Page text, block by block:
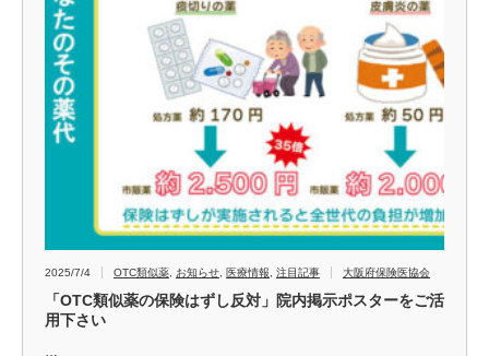
2025/7/4 OTC類似薬 お知らせ 医療情報 注目記事 大阪府保険医協会
「OTC類似薬の保険はずし反対」院内掲示ポスターをご活
用下さい
…